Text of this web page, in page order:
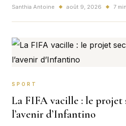
vous mondial pour le club parisien.
Santhia Antoine ◆ août 9, 2026 ◆ 7
SPORT
La FIFA vacille : le projet
l’avenir d’Infantino